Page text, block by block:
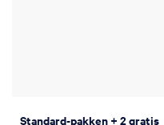
Standard-pakken + 2 gratis